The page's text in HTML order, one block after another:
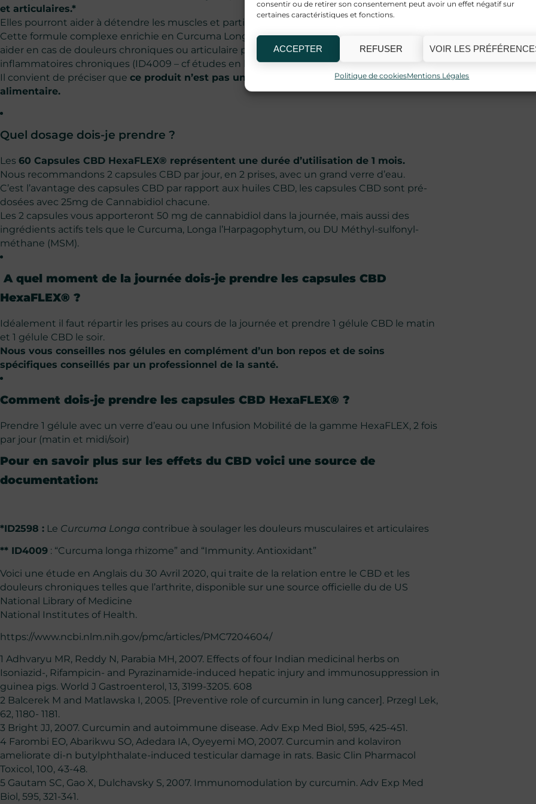
consentir ou de retirer son consentement peut avoir un effet négatif sur
certaines caractéristiques et fonctions.
ACCEPTER REFUSER VOIR LES
Politique de cookiesMentions Légales
et articulaires.*
Elles pourront aider à détendre les muscles et participeront à réduire les inflammations.
Cette formule complexe enrichie en Curcuma Longa standardisé à 95% de Curcumine peut
aider en cas de douleurs chroniques ou articulaire passagère ou de problèmes
inflammatoires chroniques (ID4009 – cf études en bas de bage)**.
Il convient de préciser que ce produit n’est pas un médicament, mais un complément
alimentaire.
Quel dosage dois-je prendre ?
Les 60 Capsules CBD HexaFLEX® représentent une durée d’utilisation de 1 mois.
Nous recommandons 2 capsules CBD par jour, en 2 prises, avec un grand verre d’eau.
C’est l’avantage des capsules CBD par rapport aux huiles CBD, les capsules CBD sont pré-
dosées avec 25mg de Cannabidiol chacune.
Les 2 capsules vous apporteront 50 mg de cannabidiol dans la journée, mais aussi des
ingrédients actifs tels que le Curcuma, Longa l’Harpagophytum, ou DU Méthyl-sulfonyl-
méthane (MSM).
A quel moment de la journée dois-je prendre les capsules CBD
HexaFLEX® ?
Idéalement il faut répartir les prises au cours de la journée et prendre 1 gélule CBD le matin
et 1 gélule CBD le soir.
Nous vous conseilles nos gélules en complément d’un bon repos et de soins
spécifiques conseillés par un professionnel de la santé.
Comment dois-je prendre les capsules CBD HexaFLEX® ?
Prendre 1 gélule avec un verre d’eau ou une Infusion Mobilité de la gamme HexaFLEX, 2 fois
par jour (matin et midi/soir)
Pour en savoir plus sur les effets du CBD voici une source de
documentation:
*ID2598 : Le Curcuma Longa contribue à soulager les douleurs musculaires et articulaires
** ID4009 : “Curcuma longa rhizome” and “Immunity. Antioxidant”
Voici une étude en Anglais du 30 Avril 2020, qui traite de la relation entre le CBD et les
douleurs chroniques telles que l’arthrite, disponible sur une source officielle du de US
National Library of Medicine
National Institutes of Health.
https://www.ncbi.nlm.nih.gov/pmc/articles/PMC7204604/
1 Adhvaryu MR, Reddy N, Parabia MH, 2007. Effects of four Indian medicinal herbs on
Isoniazid-, Rifampicin- and Pyrazinamide-induced hepatic injury and immunosuppression in
guinea pigs. World J Gastroenterol, 13, 3199-3205. 608
2 Balcerek M and Matlawska I, 2005. [Preventive role of curcumin in lung cancer]. Przegl Lek,
62, 1180- 1181.
3 Bright JJ, 2007. Curcumin and autoimmune disease. Adv Exp Med Biol, 595, 425-451.
4 Farombi EO, Abarikwu SO, Adedara IA, Oyeyemi MO, 2007. Curcumin and kolaviron
ameliorate di-n butylphthalate-induced testicular damage in rats. Basic Clin Pharmacol
Toxicol, 100, 43-48.
5 Gautam SC, Gao X, Dulchavsky S, 2007. Immunomodulation by curcumin. Adv Exp Med
Biol, 595, 321-341.